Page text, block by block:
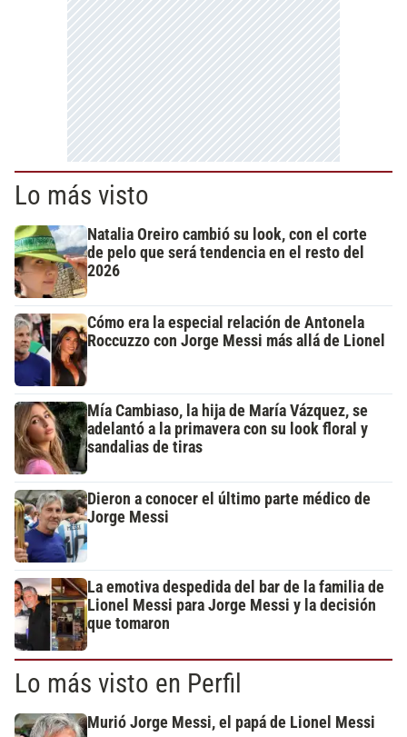
Lo más visto
Natalia Oreiro cambió su look, con el corte
de pelo que será tendencia en el resto del
2026
Cómo era la especial relación de Antonela
Roccuzzo con Jorge Messi más allá de Lionel
Mía Cambiaso, la hija de María Vázquez, se
adelantó a la primavera con su look floral y
sandalias de tiras
Dieron a conocer el último parte médico de
Jorge Messi
La emotiva despedida del bar de la familia de
Lionel Messi para Jorge Messi y la decisión
que tomaron
Lo más visto en Perfil
Murió Jorge Messi, el papá de Lionel Messi